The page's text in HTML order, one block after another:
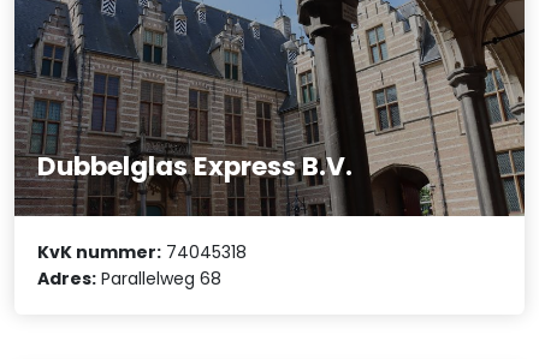
Dubbelglas Express B.V.
KvK nummer: 74045318
Adres: Parallelweg 68